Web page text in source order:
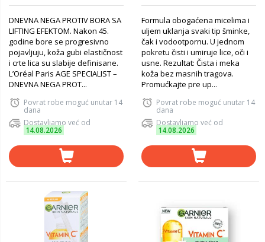
DNEVNA NEGA PROTIV BORA SA
LIFTING EFEKTOM. Nakon 45.
godine bore se progresivno
pojavljuju, koža gubi elastičnost
i crte lica su slabije definisane.
L’Oréal Paris AGE SPECIALIST –
DNEVNA NEGA PROT...
Povrat robe moguć unutar 14
dana
Dostavljamo već od
14.08.2026
Formula obogaćena micelima i
uljem uklanja svaki tip šminke,
čak i vodootpornu. U jednom
pokretu čisti i umiruje lice, oči i
usne. Rezultat: Čista i meka
koža bez masnih tragova.
Promućkajte pre up...
Povrat robe moguć unutar 14
dana
Dostavljamo već od
14.08.2026